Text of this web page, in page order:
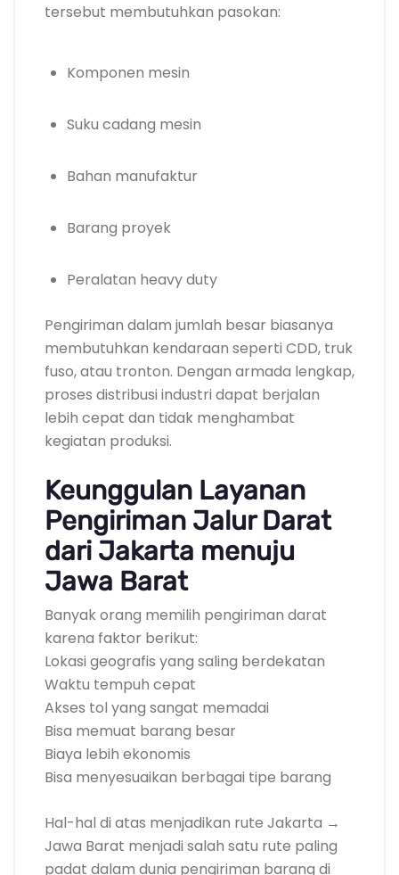
tersebut membutuhkan pasokan:
Komponen mesin
Suku cadang mesin
Bahan manufaktur
Barang proyek
Peralatan heavy duty
Pengiriman dalam jumlah besar biasanya
membutuhkan kendaraan seperti CDD, truk
fuso, atau tronton. Dengan armada lengkap,
proses distribusi industri dapat berjalan
lebih cepat dan tidak menghambat
kegiatan produksi.
Keunggulan Layanan
Pengiriman Jalur Darat
dari Jakarta menuju
Jawa Barat
Banyak orang memilih pengiriman darat
karena faktor berikut:
Lokasi geografis yang saling berdekatan
Waktu tempuh cepat
Akses tol yang sangat memadai
Bisa memuat barang besar
Biaya lebih ekonomis
Bisa menyesuaikan berbagai tipe barang
Hal-hal di atas menjadikan rute Jakarta →
Jawa Barat menjadi salah satu rute paling
padat dalam dunia pengiriman barang di